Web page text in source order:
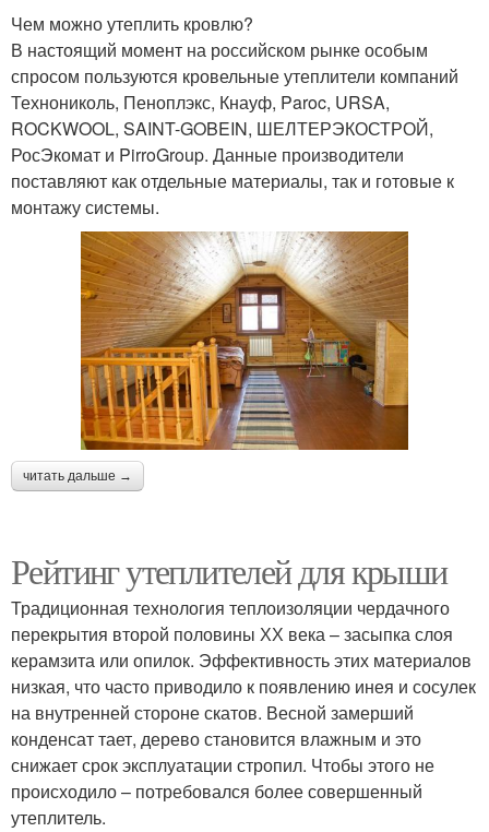
Чем можно утеплить кровлю?
В настоящий момент на российском рынке особым
спросом пользуются кровельные утеплители компаний
Технониколь, Пеноплэкс, Кнауф, Paroc, URSA,
ROCKWOOL, SAINT-GOBEIN, ШЕЛТЕРЭКОСТРОЙ,
РосЭкомат и PirroGroup. Данные производители
поставляют как отдельные материалы, так и готовые к
монтажу системы.
читать дальше →
Рейтинг утеплителей для крыши
Традиционная технология теплоизоляции чердачного
перекрытия второй половины ХХ века – засыпка слоя
керамзита или опилок. Эффективность этих материалов
низкая, что часто приводило к появлению инея и сосулек
на внутренней стороне скатов. Весной замерший
конденсат тает, дерево становится влажным и это
снижает срок эксплуатации стропил. Чтобы этого не
происходило – потребовался более совершенный
утеплитель.